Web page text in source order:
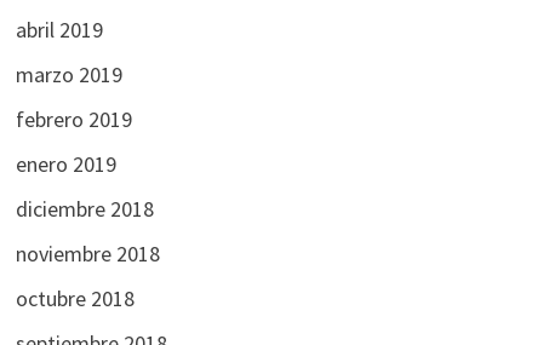
abril 2019
marzo 2019
febrero 2019
enero 2019
diciembre 2018
noviembre 2018
octubre 2018